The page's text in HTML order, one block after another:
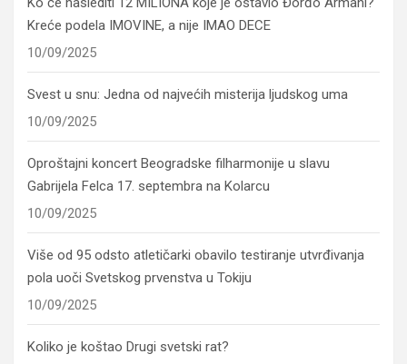
Kreće podela IMOVINE, a nije IMAO DECE
10/09/2025
Svest u snu: Jedna od najvećih misterija ljudskog uma
10/09/2025
Oproštajni koncert Beogradske filharmonije u slavu
Gabrijela Felca 17. septembra na Kolarcu
10/09/2025
Više od 95 odsto atletičarki obavilo testiranje utvrđivanja
pola uoči Svetskog prvenstva u Tokiju
10/09/2025
Koliko je koštao Drugi svetski rat?